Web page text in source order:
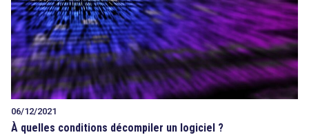
06/12/2021
À quelles conditions décompiler un logiciel ?